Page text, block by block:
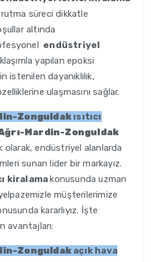
süreci dikkatle
altında
endüstriyel
yapılan epoksi
istenilen dayanıklılık,
ulaşmasını sağlar.
Zonguldak ısıtıcı
Mardin-Zonguldak
olarak, endüstriyel alanlarda
sunan lider bir markayız.
kiralamakonusunda uzman
müşterilerimize
kararlıyız. İşte
avantajları:
Zonguldak açık hava